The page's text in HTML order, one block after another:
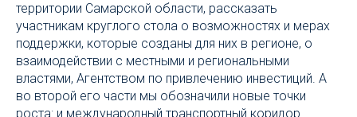
территории Самарской области, рассказать
участникам круглого стола о возможностях и мерах
поддержки, которые созданы для них в регионе, о
взаимодействии с местными и региональными
властями, Агентством по привлечению инвестиций. А
во второй его части мы обозначили новые точки
роста: и международный транспортный коридор